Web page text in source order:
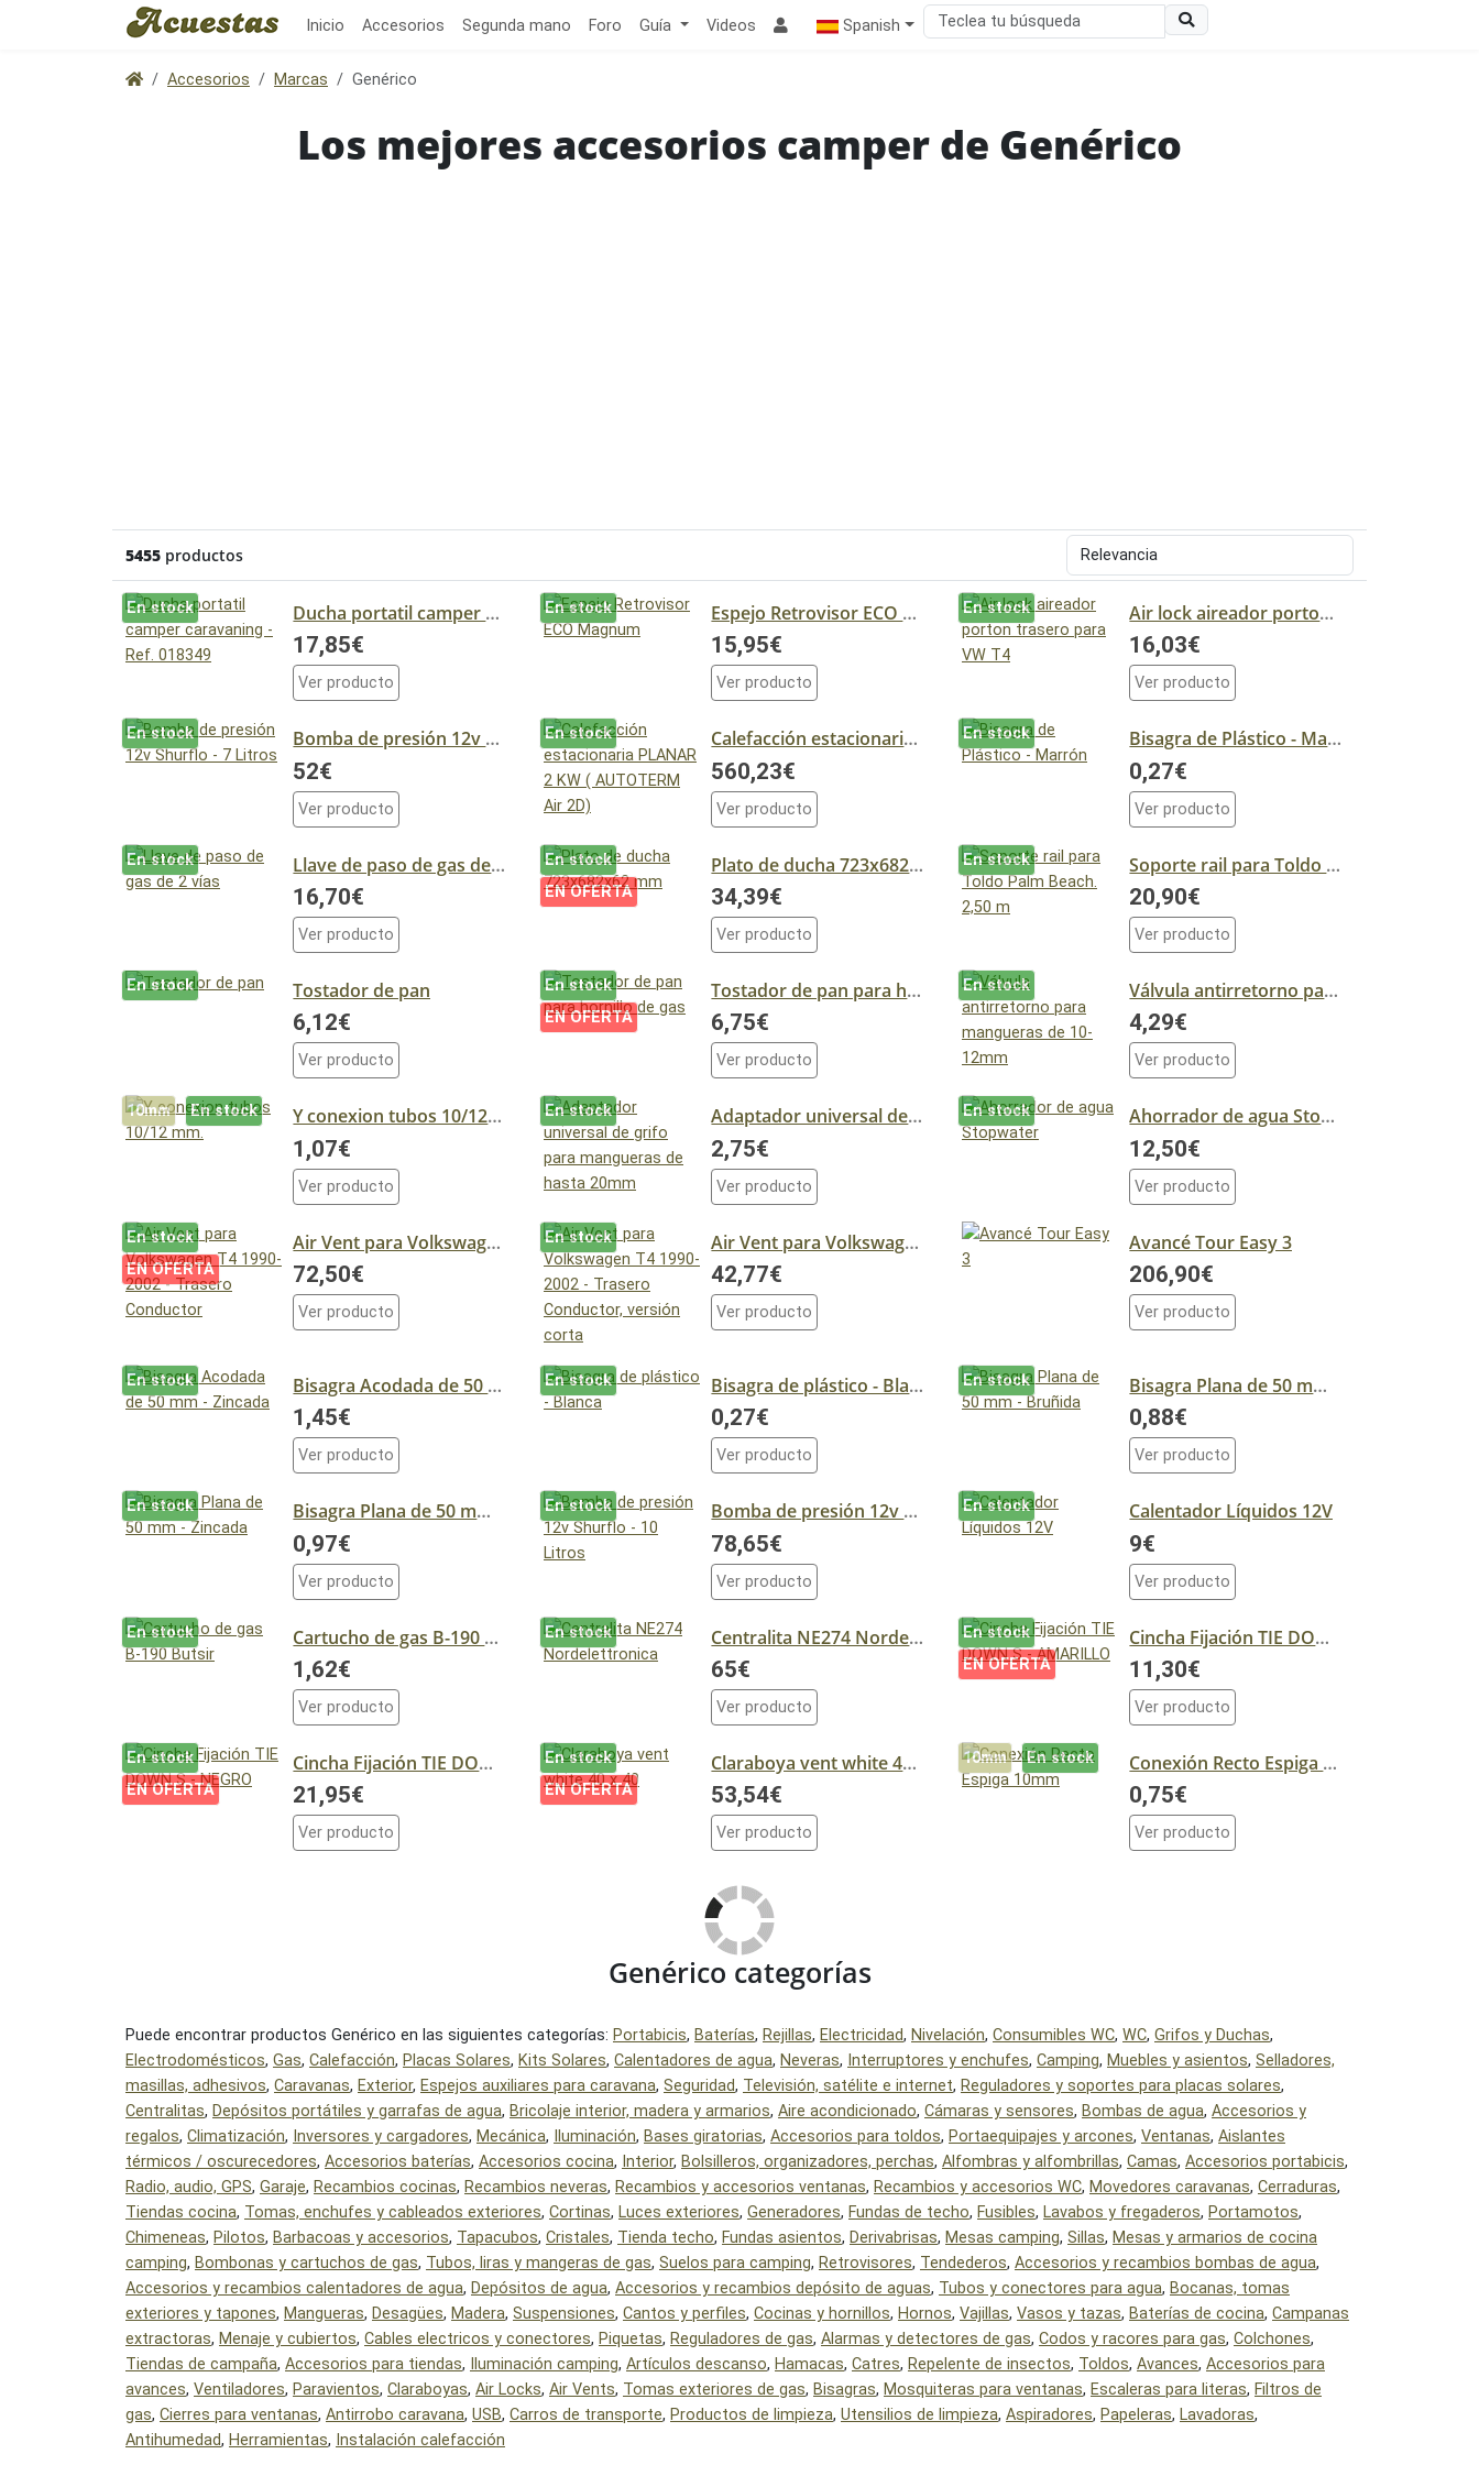
Inicio Accesorios Segunda mano Foro Guía Videos Spanish
Accesorios Marcas Genérico
Los mejores accesorios camper de Genérico
5455 productos
En stock Ducha portatil camper caravaning - Ref. 018349
17,85€
Ver producto
En stock Espejo Retrovisor ECO Magnum
15,95€
Ver producto
En stock Air lock aireador porton trasero para VW T4
16,03€
Ver producto
En stock Bomba de presión 12v Shurflo - 7 Litros
52€
Ver producto
En stock Calefacción estacionaria PLANAR 2 KW ( AUTOTERM Air 2D)
560,23€
Ver producto
En stock Bisagra de Plástico - Marrón
0,27€
Ver producto
En stock Llave de paso de gas de 2 vías
16,70€
Ver producto
En stock
EN OFERTA
Plato de ducha 723x682x62 mm
34,39€
Ver producto
En stock Soporte rail para Toldo Palm Beach. 2,50 m
20,90€
Ver producto
En stock Tostador de pan
6,12€
Ver producto
En stock
EN OFERTA
Tostador de pan para hornillo de gas
6,75€
Ver producto
En stock Válvula antirretorno para mangueras de 10-12mm
4,29€
Ver producto
10mm En stock Y conexion tubos 10/12 mm.
1,07€
Ver producto
En stock Adaptador universal de grifo para mangueras de hasta 20mm
2,75€
Ver producto
En stock Ahorrador de agua Stopwater
12,50€
Ver producto
En stock
EN OFERTA
Air Vent para Volkswagen T4 1990-2002 - Trasero Conductor
72,50€
Ver producto
En stock Air Vent para Volkswagen T4 1990-2002 - Trasero Conductor, versión corta
42,77€
Ver producto
Avancé Tour Easy 3
206,90€
Ver producto
En stock Bisagra Acodada de 50 mm - Zincada
1,45€
Ver producto
En stock Bisagra de plástico - Blanca
0,27€
Ver producto
En stock Bisagra Plana de 50 mm - Bruñida
0,88€
Ver producto
En stock Bisagra Plana de 50 mm - Zincada
0,97€
Ver producto
En stock Bomba de presión 12v Shurflo - 10 Litros
78,65€
Ver producto
En stock Calentador Líquidos 12V
9€
Ver producto
En stock Cartucho de gas B-190 Butsir
1,62€
Ver producto
En stock Centralita NE274 Nordelettronica
65€
Ver producto
En stock
EN OFERTA
Cincha Fijación TIE DOWN S - AMARILLO
11,30€
Ver producto
En stock
EN OFERTA
Cincha Fijación TIE DOWN S - NEGRO
21,95€
Ver producto
En stock
EN OFERTA
Claraboya vent white 40 x 40
53,54€
Ver producto
10mm En stock Conexión Recto Espiga 10mm
0,75€
Ver producto
Genérico categorías
Puede encontrar productos Genérico en las siguientes categorías: Portabicis, Baterías, Rejillas, Electricidad, Nivelación, Consumibles WC, WC, Grifos y Duchas,
Electrodomésticos, Gas, Calefacción, Placas Solares, Kits Solares, Calentadores de agua, Neveras, Interruptores y enchufes, Camping, Muebles y asientos, Selladores,
masillas, adhesivos, Caravanas, Exterior, Espejos auxiliares para caravana, Seguridad, Televisión, satélite e internet, Reguladores y soportes para placas solares,
Centralitas, Depósitos portátiles y garrafas de agua, Bricolaje interior, madera y armarios, Aire acondicionado, Cámaras y sensores, Bombas de agua, Accesorios y
regalos, Climatización, Inversores y cargadores, Mecánica, Iluminación, Bases giratorias, Accesorios para toldos, Portaequipajes y arcones, Ventanas, Aislantes
térmicos / oscurecedores, Accesorios baterías, Accesorios cocina, Interior, Bolsilleros, organizadores, perchas, Alfombras y alfombrillas, Camas, Accesorios portabicis,
Radio, audio, GPS, Garaje, Recambios cocinas, Recambios neveras, Recambios y accesorios ventanas, Recambios y accesorios WC, Movedores caravanas, Cerraduras,
Tiendas cocina, Tomas, enchufes y cableados exteriores, Cortinas, Luces exteriores, Generadores, Fundas de techo, Fusibles, Lavabos y fregaderos, Portamotos,
Chimeneas, Pilotos, Barbacoas y accesorios, Tapacubos, Cristales, Tienda techo, Fundas asientos, Derivabrisas, Mesas camping, Sillas, Mesas y armarios de cocina
camping, Bombonas y cartuchos de gas, Tubos, liras y mangeras de gas, Suelos para camping, Retrovisores, Tendederos, Accesorios y recambios bombas de agua,
Accesorios y recambios calentadores de agua, Depósitos de agua, Accesorios y recambios depósito de aguas, Tubos y conectores para agua, Bocanas, tomas
exteriores y tapones, Mangueras, Desagües, Madera, Suspensiones, Cantos y perfiles, Cocinas y hornillos, Hornos, Vajillas, Vasos y tazas, Baterías de cocina, Campanas
extractoras, Menaje y cubiertos, Cables electricos y conectores, Piquetas, Reguladores de gas, Alarmas y detectores de gas, Codos y racores para gas, Colchones,
Tiendas de campaña, Accesorios para tiendas, Iluminación camping, Artículos descanso, Hamacas, Catres, Repelente de insectos, Toldos, Avances, Accesorios para
avances, Ventiladores, Paravientos, Claraboyas, Air Locks, Air Vents, Tomas exteriores de gas, Bisagras, Mosquiteras para ventanas, Escaleras para literas, Filtros de
gas, Cierres para ventanas, Antirrobo caravana, USB, Carros de transporte, Productos de limpieza, Utensilios de limpieza, Aspiradores, Papeleras, Lavadoras,
Antihumedad, Herramientas, Instalación calefacción